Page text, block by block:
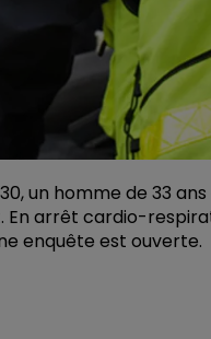
un homme de 33
arrêt cardio-
enquête est ouverte.